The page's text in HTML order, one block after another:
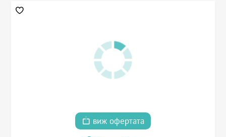
виж офертата